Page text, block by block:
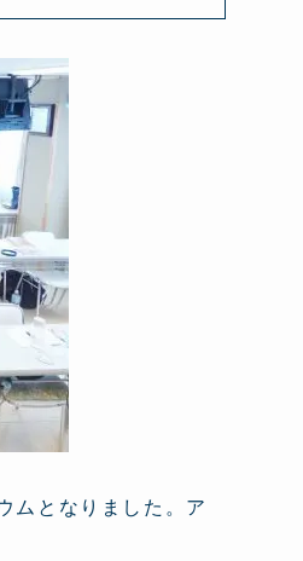
ムとなりました。ア